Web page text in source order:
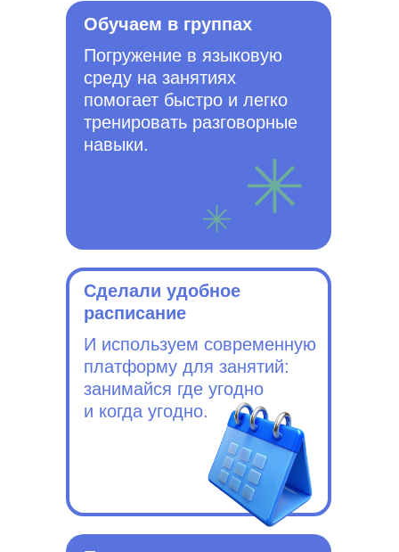
И используем современную
платформу для занятий:
занимайся где угодно
и когда угодно.
Сделали удобное
расписание
Погружение в языковую
среду на занятиях
помогает быстро и легко
тренировать разговорные
навыки.
Обучаем в группах